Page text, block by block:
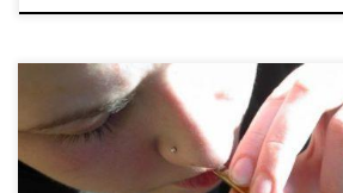
Dlaczego palenie marihuany sprawia, że
Każdy regularny palacz cannabis